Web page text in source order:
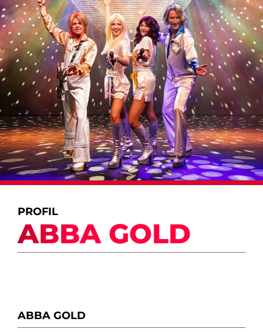
PROFIL
ABBA GOLD
ABBA GOLD